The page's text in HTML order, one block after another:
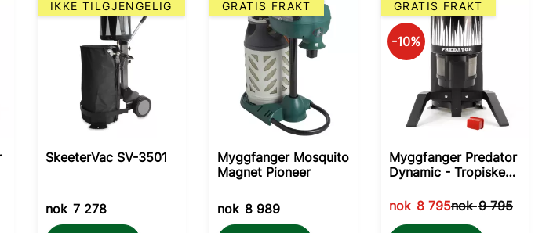
SkeeterVac SV-3501
nok 7 278
IKKE TILGJENGELIG
Myggfanger Mosquito
Magnet Pioneer
nok 8 989
GRATIS FRAKT
Myggfanger Predator
Dynamic - Tropiske
nok 8 795nok9 795
10%
GRATIS FRAKT